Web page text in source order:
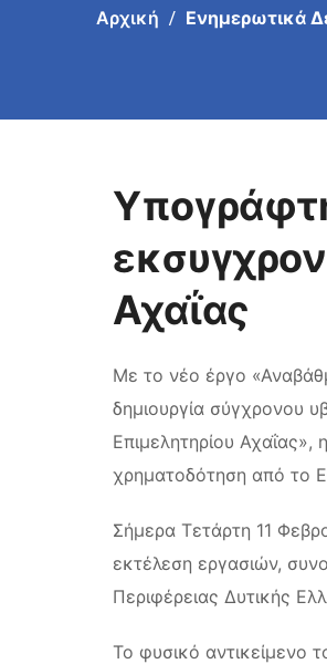
Αρχική Ενημερωτικά
Αχαΐας
Με το νέο έργο
δημιουργία σύγχρονου
Επιμελητηρίου Αχαΐας»,
χρηματοδότηση από το
Σήμερα Τετάρτη 11
εκτέλεση εργασιών,
Περιφέρειας Δυτικής
Το φυσικό αντικείμενο